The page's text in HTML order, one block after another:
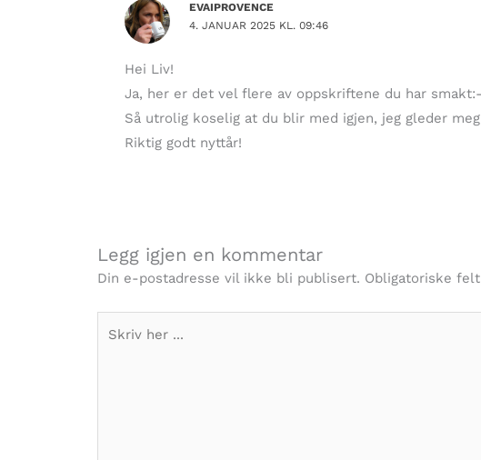
EVAIPROVENCE
4. JANUAR 2025 KL. 09:46
Hei Liv!
Ja, her er det vel flere av oppskriftene du har
Så utrolig koselig at du blir med igjen, jeg gleder
Riktig godt nyttår!
Legg igjen en kommentar
Din e-postadresse vil ikke bli publisert. Obligatoriske